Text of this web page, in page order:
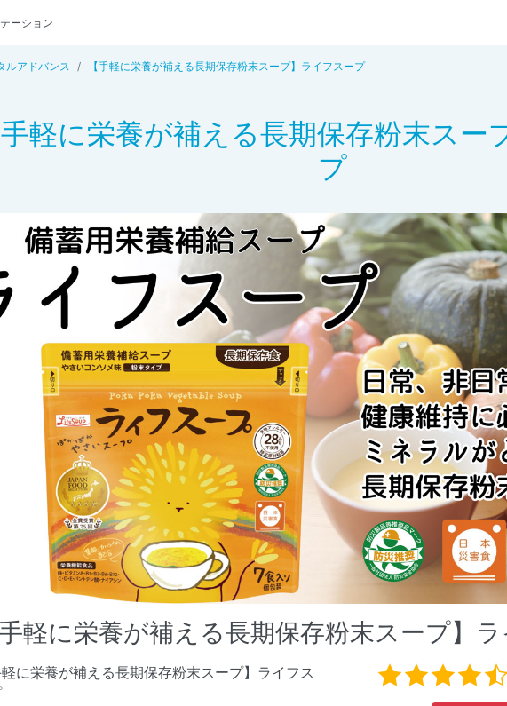
ーション
ルアドバンス 【手軽に栄養が補える長期保存粉末スープ】ライフスープ
軽に栄養が補える長期保存粉末スー
プ
軽に栄養が補える長期保存粉末スープ】
に栄養が補える長期保存粉末スープ】ライフス